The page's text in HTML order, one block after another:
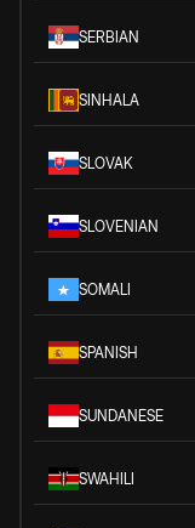
SERBIAN
SINHALA
SLOVAK
SLOVENIAN
SOMALI
SPANISH
SUNDANESE
SWAHILI